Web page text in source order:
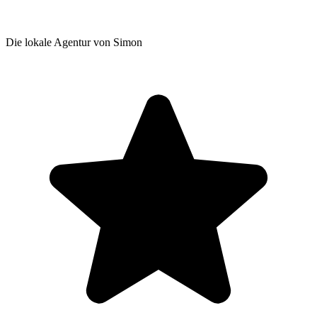
Die lokale Agentur von Simon